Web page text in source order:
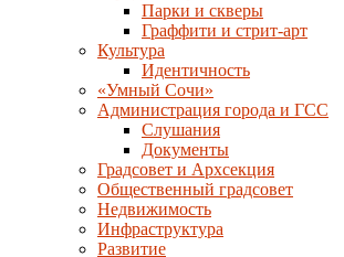
Парки и скверы
Граффити и стрит-арт
Культура
Идентичность
«Умный Сочи»
Администрация города и ГСС
Слушания
Документы
Градсовет и Архсекция
Общественный градсовет
Недвижимость
Инфраструктура
Развитие